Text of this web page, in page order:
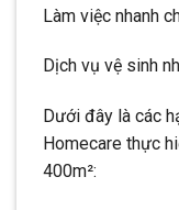
Làm việc nhanh
Dịch vụ vệ sinh
Dưới đây là các
Homecare thực
400m²: